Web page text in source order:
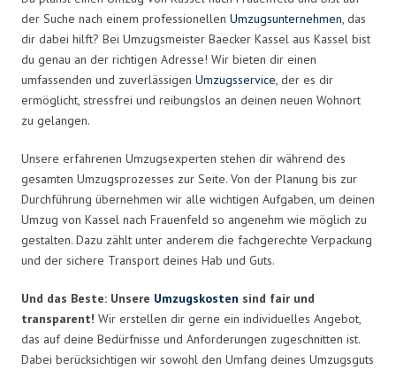
der Suche nach einem professionellen Umzugsunternehmen, das
dir dabei hilft? Bei Umzugsmeister Baecker Kassel aus Kassel bist
du genau an der richtigen Adresse! Wir bieten dir einen
umfassenden und zuverlässigen Umzugsservice, der es dir
ermöglicht, stressfrei und reibungslos an deinen neuen Wohnort
zu gelangen.
Unsere erfahrenen Umzugsexperten stehen dir während des
gesamten Umzugsprozesses zur Seite. Von der Planung bis zur
Durchführung übernehmen wir alle wichtigen Aufgaben, um deinen
Umzug von Kassel nach Frauenfeld so angenehm wie möglich zu
gestalten. Dazu zählt unter anderem die fachgerechte Verpackung
und der sichere Transport deines Hab und Guts.
Und das Beste: Unsere Umzugskosten sind fair und
transparent! Wir erstellen dir gerne ein individuelles Angebot,
das auf deine Bedürfnisse und Anforderungen zugeschnitten ist.
Dabei berücksichtigen wir sowohl den Umfang deines Umzugsguts